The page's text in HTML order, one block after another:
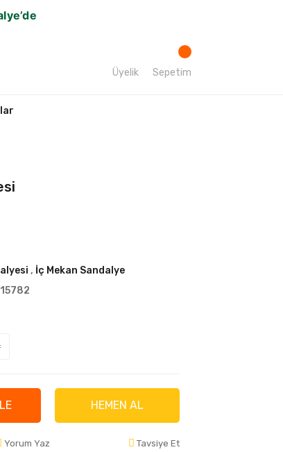
Üyelik Sepetim
, İç Mekan Sandalye
HEMEN AL
Yorum Yaz Tavsiye Et